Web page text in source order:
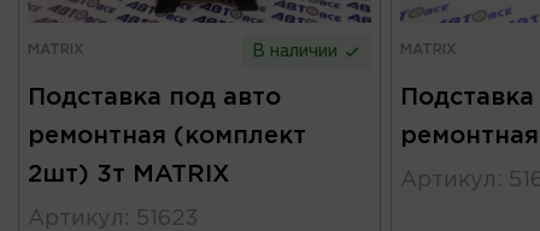
MATRIX В наличии
Подставка под авто
ремонтная (комплект
2шт) 3т MATRIX
Артикул : 51623
MATRIX
Артикул :